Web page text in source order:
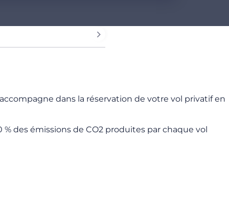
dans la réservation de votre vol privatif en
des émissions de CO2 produites par chaque vol